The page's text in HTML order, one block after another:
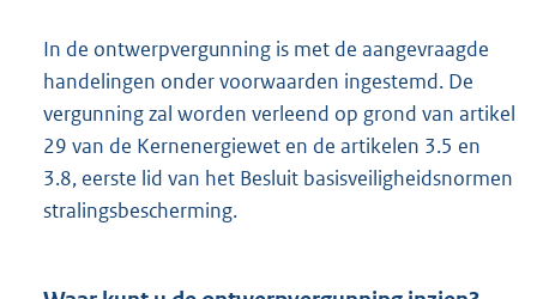
In de ontwerpvergunning is met de aangevraagde
handelingen onder voorwaarden ingestemd. De
vergunning zal worden verleend op grond van artikel
29 van de Kernenergiewet en de artikelen 3.5 en
3.8, eerste lid van het Besluit basisveiligheidsnormen
stralingsbescherming.